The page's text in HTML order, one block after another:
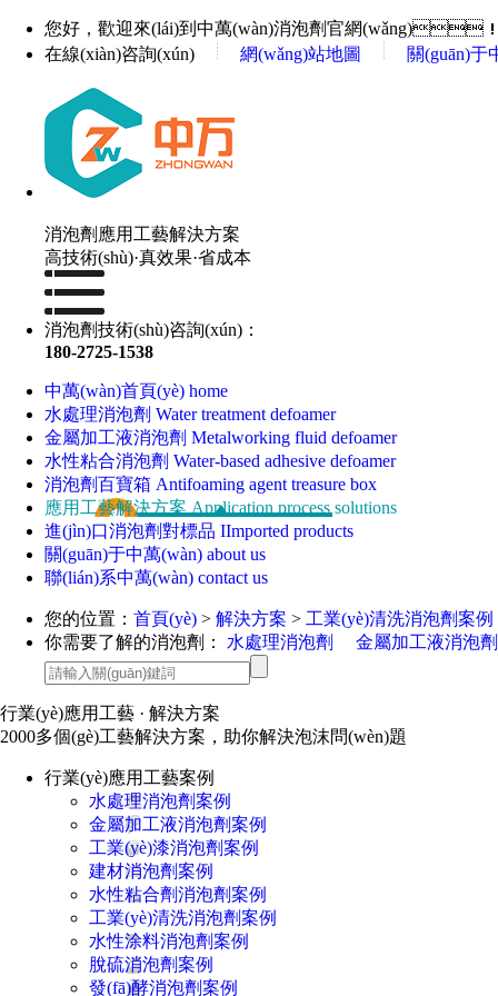
您好，歡迎來(lái)到中萬(wàn)消泡劑官網(wǎng)！
在線(xiàn)咨詢(xún)
網(wǎng)站地圖 關(guān)于
消泡劑應用工藝解決方案
高技術(shù)·真效果·省成本
消泡劑技術(shù)咨詢(xún)：
180-2725-1538
中萬(wàn)首頁(yè) home
水處理消泡劑 Water treatment defoamer
金屬加工液消泡劑 Metalworking fluid defoamer
水性粘合消泡劑 Water-based adhesive defoamer
消泡劑百寶箱 Antifoaming agent treasure box
應用工藝解決方案 Application process solutions
進(jìn)口消泡劑對標品 IImported products
關(guān)于中萬(wàn) about us
聯(lián)系中萬(wàn) contact us
您的位置： 首頁(yè) > 解決方案 > 工業(yè)清洗消泡劑案例
你需要了解的消泡劑：
水處理消泡劑 金屬加工液消泡劑
行業(yè)應用工藝 · 解決方案
2000多個(gè)工藝解決方案，助你解決泡沫問(wèn)題
行業(yè)應用工藝案例
水處理消泡劑案例
金屬加工液消泡劑案例
工業(yè)漆消泡劑案例
建材消泡劑案例
水性粘合劑消泡劑案例
工業(yè)清洗消泡劑案例
水性涂料消泡劑案例
脫硫消泡劑案例
發(fā)酵消泡劑案例